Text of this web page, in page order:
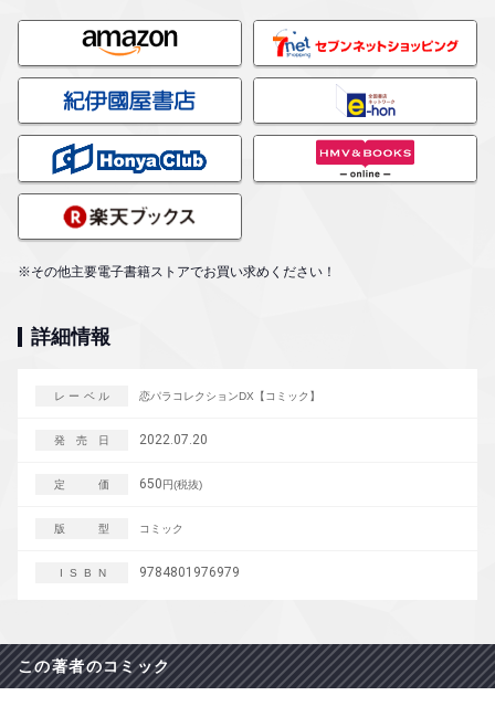
※その他主要電子書籍ストアでお買い求めください！
詳細情報
レーベル 恋パラコレクションDX【コミック】
発売日 2022.07.20
定価 650円(税抜)
版型 コミック
ISBN 9784801976979
この著者のコミック